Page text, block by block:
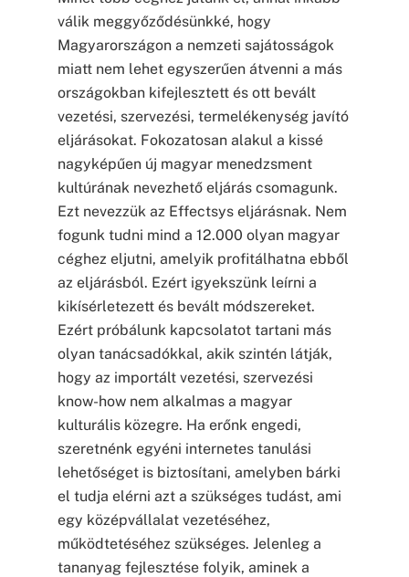
válik meggyőződésünkké, hogy
Magyarországon a nemzeti sajátosságok
miatt nem lehet egyszerűen átvenni a más
országokban kifejlesztett és ott bevált
vezetési, szervezési, termelékenység javító
eljárásokat. Fokozatosan alakul a kissé
nagyképűen új magyar menedzsment
kultúrának nevezhető eljárás csomagunk.
Ezt nevezzük az Effectsys eljárásnak. Nem
fogunk tudni mind a 12.000 olyan magyar
céghez eljutni, amelyik profitálhatna ebből
az eljárásból. Ezért igyekszünk leírni a
kikísérletezett és bevált módszereket.
Ezért próbálunk kapcsolatot tartani más
olyan tanácsadókkal, akik szintén látják,
hogy az importált vezetési, szervezési
know-how nem alkalmas a magyar
kulturális közegre. Ha erőnk engedi,
szeretnénk egyéni internetes tanulási
lehetőséget is biztosítani, amelyben bárki
el tudja elérni azt a szükséges tudást, ami
egy középvállalat vezetéséhez,
működtetéséhez szükséges. Jelenleg a
tananyag fejlesztése folyik, aminek a